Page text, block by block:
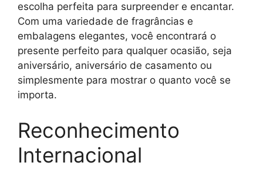
escolha perfeita para surpreender e encantar.
Com uma variedade de fragrâncias e
embalagens elegantes, você encontrará o
presente perfeito para qualquer ocasião, seja
aniversário, aniversário de casamento ou
simplesmente para mostrar o quanto você se
importa.
Reconhecimento
Internacional